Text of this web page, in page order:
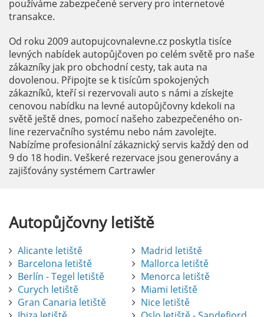
používáme zabezpečené servery pro internetové
transakce.
Od roku 2009 autopujcovnalevne.cz poskytla tisíce
levných nabídek autopůjčoven po celém světě pro naše
zákazníky jak pro obchodní cesty, tak auta na
dovolenou. Připojte se k tisícům spokojených
zákazníků, kteří si rezervovali auto s námi a získejte
cenovou nabídku na levné autopůjčovny kdekoli na
světě ještě dnes, pomocí našeho zabezpečeného on-
line rezervačního systému nebo nám zavolejte.
Nabízíme profesionální zákaznický servis každý den od
9 do 18 hodin. Veškeré rezervace jsou generovány a
zajišťovány systémem Cartrawler
Autopůjčovnyletiště
Alicante letiště
Barcelona letiště
Berlín - Tegel letiště
Curych letiště
Gran Canaria letiště
Madrid letiště
Mallorca letiště
Menorca letiště
Miami letiště
Nice letiště